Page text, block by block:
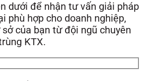
dưới để nhận tư vấn giải pháp
phù hợp cho doanh nghiệp,
của bạn từ đội ngũ chuyên
KTX.